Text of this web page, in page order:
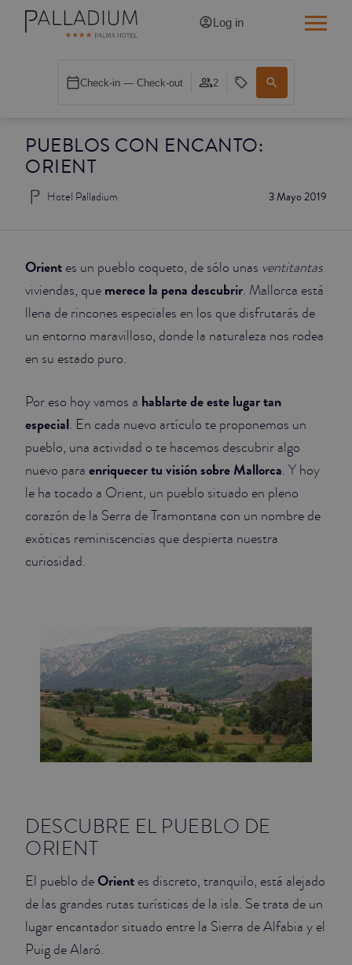
PUEBLOS CON ENCANTO:
ORIENT
3 Mayo 2019
Hotel Palladium
Orient es un pueblo coqueto, de sólo unas ventitantas
viviendas, que merece la pena descubrir. Mallorca está
llena de rincones especiales en los que disfrutarás de
un entorno maravilloso, donde la naturaleza nos rodea
en su estado puro.
Por eso hoy vamos a hablarte de este lugar tan
especial. En cada nuevo artículo te proponemos un
pueblo, una actividad o te hacemos descubrir algo
nuevo para enriquecer tu visión sobre Mallorca. Y hoy
le ha tocado a Orient, un pueblo situado en pleno
corazón de la Serra de Tramontana con un nombre de
exóticas reminiscencias que despierta nuestra
curiosidad.
DESCUBRE EL PUEBLO DE
ORIENT
El pueblo deOrient es discreto, tranquilo, está alejado
de las grandes rutas turísticas de la isla. Se trata de un
lugar encantador situado entre la Sierra de Alfabia y el
Puig de Alaró.
Log in
Check-in — Check-out 2
SINGLE BALCONY CATHEDRAL
DOUBLE WHITE
DOUBLE INN CATHEDRAL
SUPERIOR
SUITE